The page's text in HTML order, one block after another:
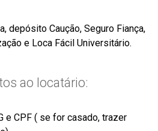
depósito Caução, Seguro Fiança,
e Loca Fácil Universitário.
ao locatário:
e CPF ( se for casado, trazer